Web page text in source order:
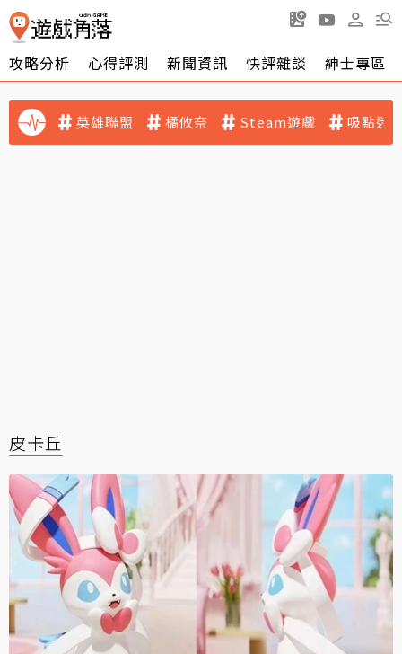
攻略分析 心得評測 新聞資訊 快評雜談 紳士專區
英雄聯盟 橘攸奈 Steam遊戲 吸點迷
皮卡丘